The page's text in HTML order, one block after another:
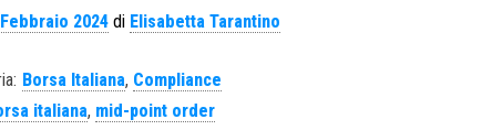
2024 di Elisabetta Tarantino
Borsa Italiana, Compliance
italiana, mid-point order